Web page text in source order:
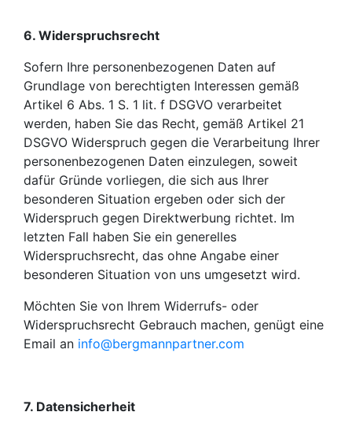
6. Widerspruchsrecht
Sofern Ihre personenbezogenen Daten auf
Grundlage von berechtigten Interessen gemäß
Artikel 6 Abs. 1 S. 1 lit. f DSGVO verarbeitet
werden, haben Sie das Recht, gemäß Artikel 21
DSGVO Widerspruch gegen die Verarbeitung Ihrer
personenbezogenen Daten einzulegen, soweit
dafür Gründe vorliegen, die sich aus Ihrer
besonderen Situation ergeben oder sich der
Widerspruch gegen Direktwerbung richtet. Im
letzten Fall haben Sie ein generelles
Widerspruchsrecht, das ohne Angabe einer
besonderen Situation von uns umgesetzt wird.
Möchten Sie von Ihrem Widerrufs- oder
Widerspruchsrecht Gebrauch machen, genügt eine
Email an info@bergmannpartner.com
7. Datensicherheit